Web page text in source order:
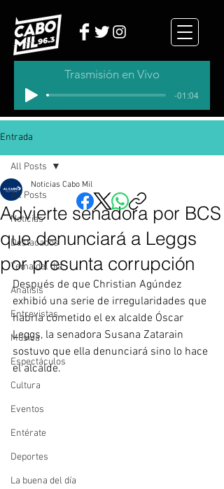
Trasmisión en Vivo
-01:04
Entrada
All Posts
Noticias
Destacados
Tema del dia
Analisis
Entrevistas
Música
Espectáculos
Cultura
Eventos
Entérate
Deportes
La buena del día
All Posts
Advierte senadora por BCS
que denunciará a Leggs
por presunta corrupción
Noticias Cabo Mil
Después de que Christian Agúndez
exhibió una serie de irregularidades que
habría cometido el ex alcalde Óscar
Leggs, la senadora Susana Zatarain
sostuvo que ella denunciará sino lo hace
el alcalde.